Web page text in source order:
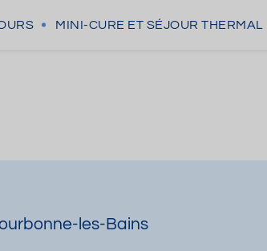
MINI-CURE ET SÉJOUR THERMAL
les-Bains